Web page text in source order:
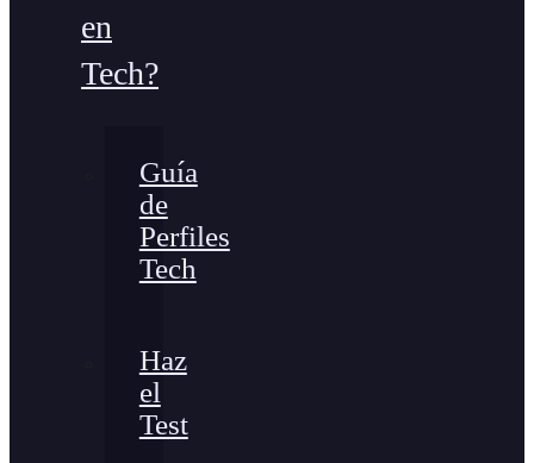
en
Tech?
Guía
de
Perfiles
Tech
Haz
el
Test